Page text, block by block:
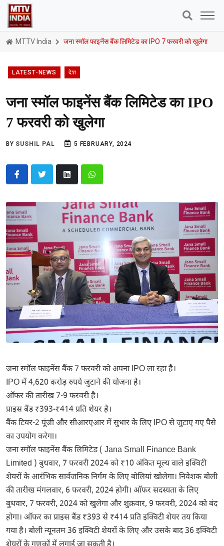
MTTV India जना स्मॉल फाइनेंस बैंक लिमिटेड का IPO 7 फरवरी को खुलेगा
LATEST-NEWS देश
जना स्मॉल फाइनेंस बैंक लिमिटेड का IPO
7 फरवरी को खुलेगा
BY SUSHIL PAL 5 FEBRUARY, 2024
जना स्मॉल फाइनेंस बैंक 7 फरवरी को अपना IPO ला रहा है।
IPO में 4,620 करोड़ रुपये जुटाने की योजना है।
ऑफर की तारीख 7-9 फरवरी है।
प्राइस बैंड ₹393-₹414 प्रति शेयर है।
बैंक टियर-2 पूंजी और सीआरएआर में सुधार के लिए IPO से जुटाए गए पैसे
का उपयोग करेगा।
जना स्मॉल फाइनेंस बैंक लिमिटेड ( Jana Small Finance Bank
Limited ) बुधवार, 7 फरवरी 2024 को ₹10 अंकित मूल्य वाले इक्विटी
शेयरों के आरंभिक सार्वजनिक निर्गम के लिए बोलियां खोलेगा। निवेशक बोली
की तारीख मंगलवार, 6 फरवरी, 2024 होगी। ऑफर सदस्यता के लिए
बुधवार, 7 फरवरी, 2024 को खुलेगा और शुक्रवार, 9 फरवरी, 2024 को बंद
होगा। ऑफर का प्राइस बैंड ₹393 से ₹414 प्रति इक्विटी शेयर तय किया
गया है। बोली न्यूनतम 36 इक्विटी शेयरों के लिए और उसके बाद 36 इक्विटी